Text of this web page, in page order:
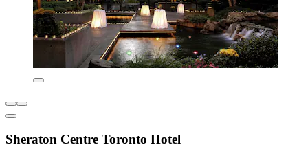
Sheraton Centre Toronto Hotel